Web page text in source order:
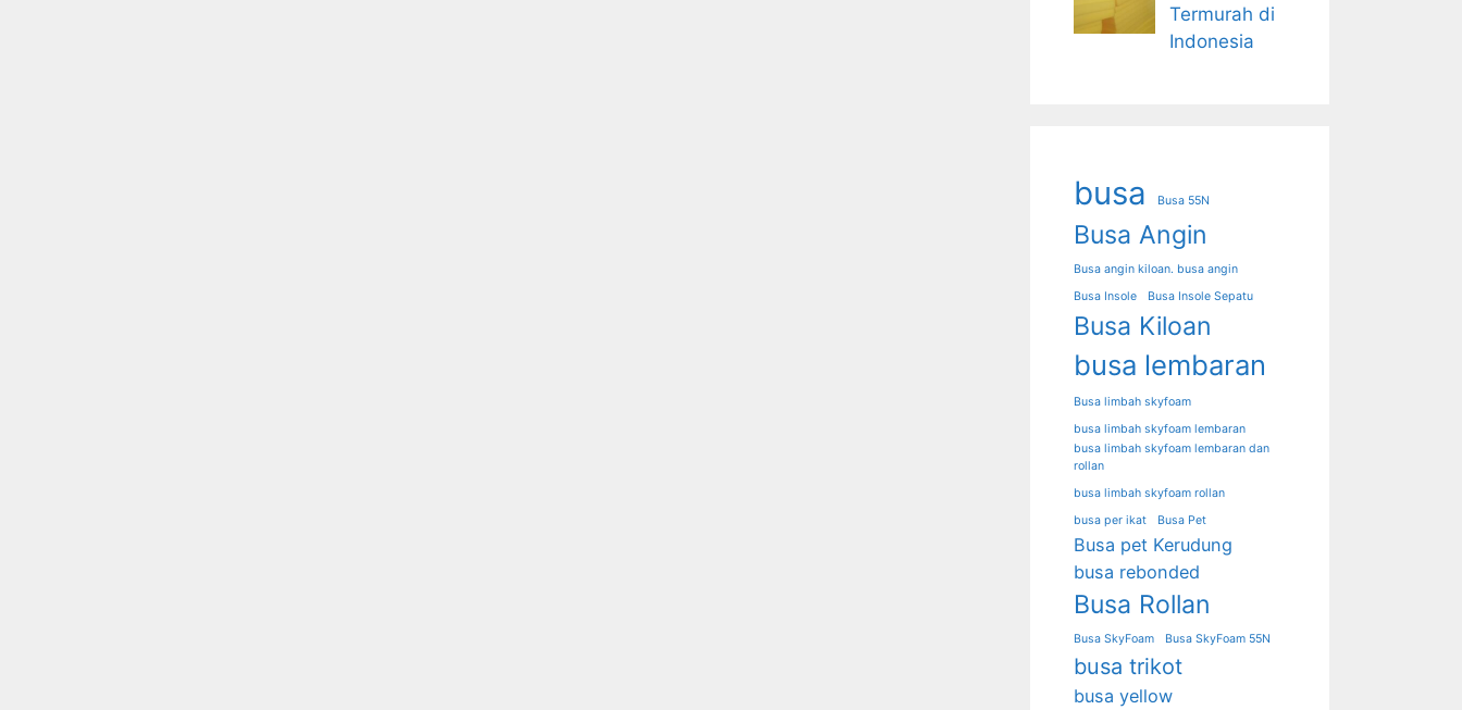
Termurah di
Indonesia
busa Busa 55N
Busa Angin
Busa angin kiloan. busa angin
Busa Insole
Busa Insole Sepatu
Busa Kiloan
busa lembaran
Busa limbah skyfoam
busa limbah skyfoam lembaran
busa limbah skyfoam lembaran dan
rollan
busa limbah skyfoam rollan
busa per ikat
Busa Pet
Busa pet Kerudung
busa rebonded
Busa Rollan
Busa SkyFoam Busa SkyFoam 55N
busa trikot
busa yellow